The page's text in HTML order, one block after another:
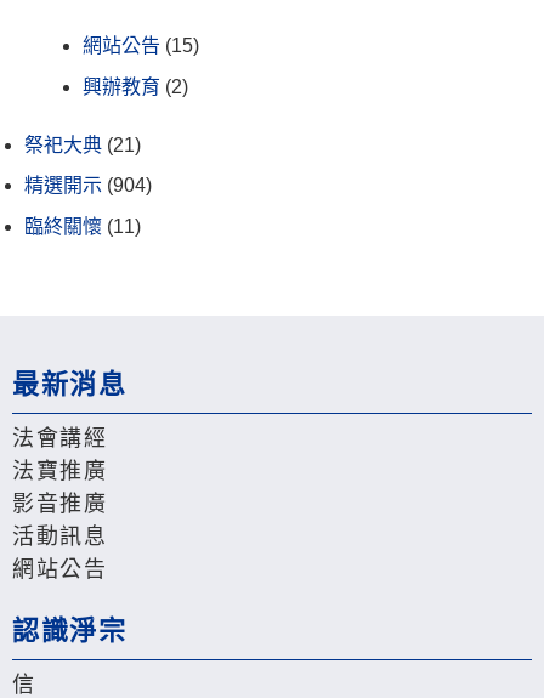
網站公告 (15)
興辦教育 (2)
祭祀大典 (21)
精選開示 (904)
臨終關懷 (11)
最新消息
法會講經
法寶推廣
影音推廣
活動訊息
網站公告
認識淨宗
信